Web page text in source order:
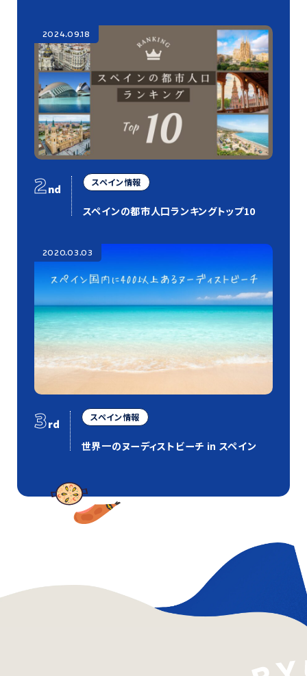
2024.09.18
2nd
スペイン情報
スペインの都市人口ランキングトップ10
2020.03.03
3rd
スペイン情報
世界一のヌーディストビーチ in スペイン